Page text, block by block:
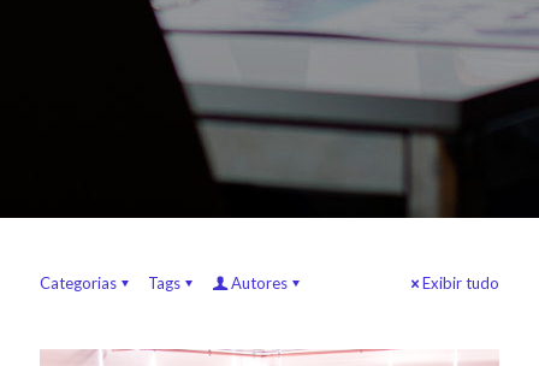
Categorias Tags Autores Exibir tudo